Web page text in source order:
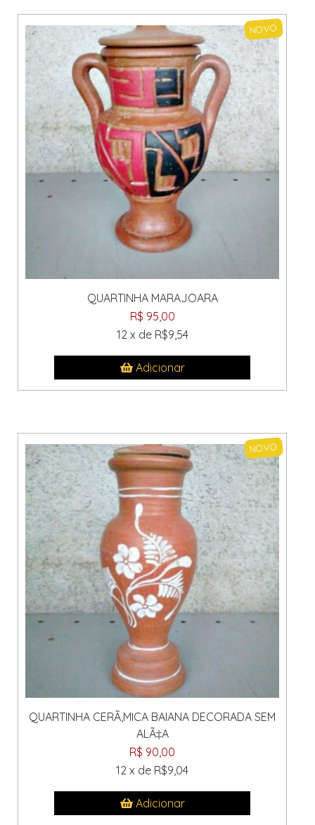
NOVO
QUARTINHA MARAJOARA
R$ 95,00
12 x de R$9,54
Adicionar
NOVO
QUARTINHA CERÃ‚MICA BAIANA DECORADA SEM
ALÃ‡A
R$ 90,00
12 x de R$9,04
Adicionar